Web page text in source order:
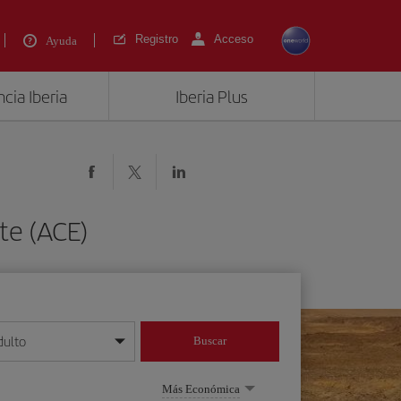
Ayuda Registro Acceso
Iberia Iberia Plus
(ACE)
mes/año
Buscar
Más Económica